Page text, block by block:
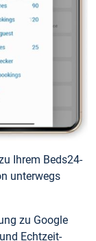
Ihrem Beds24-
unterwegs
zu Google
Echtzeit-